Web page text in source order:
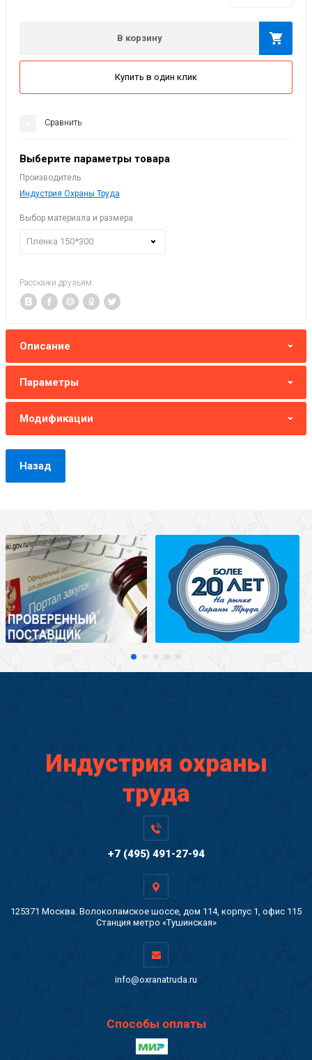
В корзину
Купить в один клик
Сравнить
Выберите параметры товара
Производитель
Индустрия Охраны Труда
Выбор материала и размера
Пленка 150*300
Расскажи друзьям:
Описание
Параметры
Модификации
Назад
Индустрия охраны
труда
+7 (495) 491-27-94
125371 Москва. Волоколамское шоссе, дом 114, корпус 1, офис 115
Станция метро «Тушинская»
info@oxranatruda.ru
Способы оплаты